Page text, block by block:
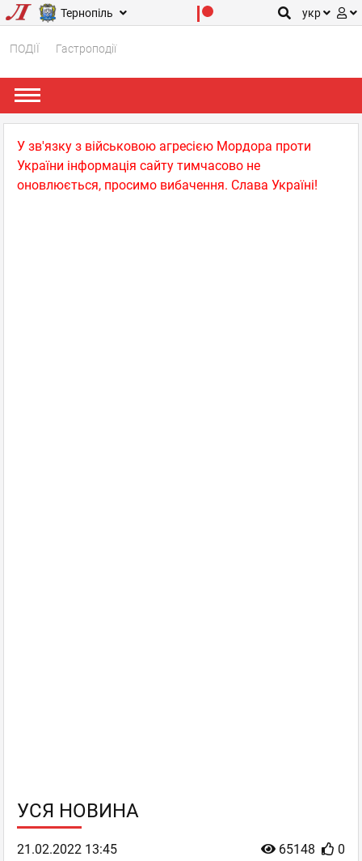
Тернопіль укр
ПОДІЇ Гастроподії
У зв'язку з військовою агресією Мордора проти
України інформація сайту тимчасово не
оновлюється, просимо вибачення. Слава Україні!
УСЯ НОВИНА
65148 0
21.02.2022 13:45